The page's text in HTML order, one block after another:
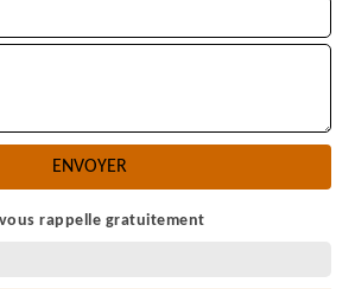
rappelle gratuitement